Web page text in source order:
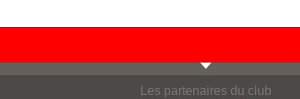
Les partenaires du club